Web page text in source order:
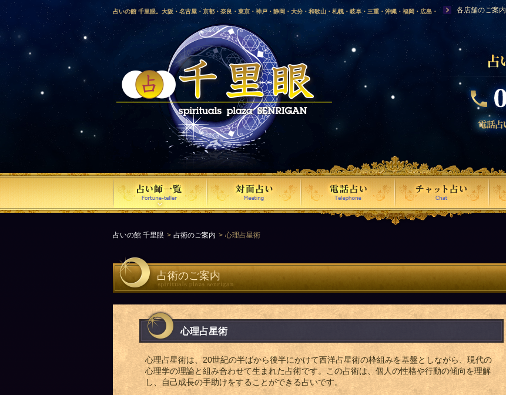
占いの館 千里眼。大阪・名古屋・京都・奈良・東京・神戸・静岡・大分・和歌山・札幌・岐阜・三重・沖縄・福岡・広島・
愛媛・鹿児島・徳島・香川・山形・岡山・横浜・千葉・福島・岩手・高知・熊本・群馬・滋賀・福井・仙台・山口・宮崎・山
梨・長野・埼玉・茨城・栃木・金沢・佐賀・長崎・鳥取・富山・新潟・秋田・青森・島根に店舗を構える、口コミで評判の人
気占い師による占い。
各店舗のご案内
占いの館 千里眼 占術のご案内 心理占星術
占術のご案内
心理占星術
心理占星術は、20世紀の半ばから後半にかけて西洋占星術の枠組みを基盤としながら、現代の
心理学の理論と組み合わせて生まれた占術です。この占術は、個人の性格や行動の傾向を理解
し、自己成長の手助けをすることができる占いです。